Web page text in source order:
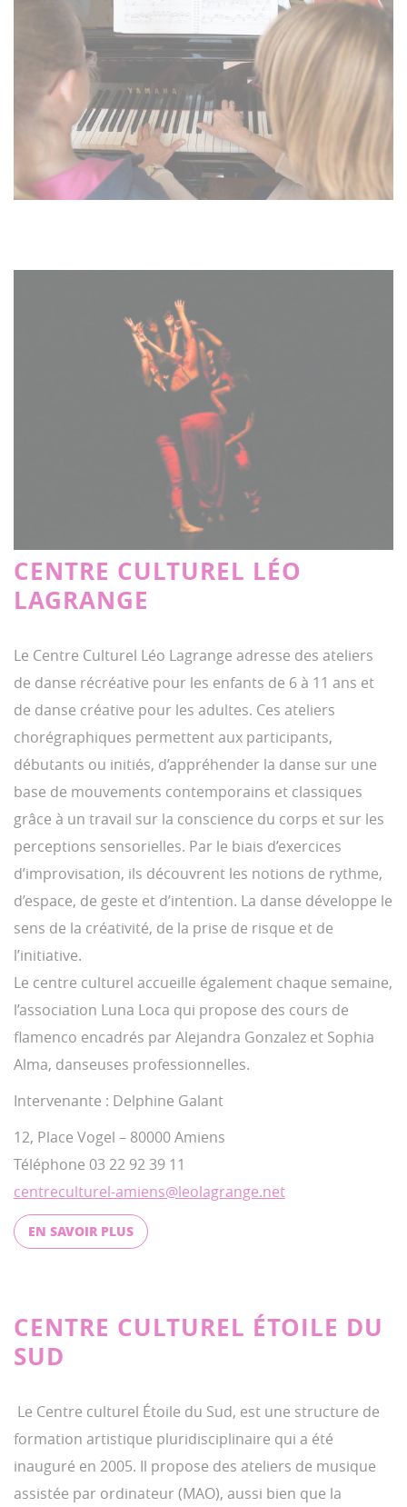
CENTRE CULTUREL LÉO
LAGRANGE
Le Centre Culturel Léo Lagrange adresse des ateliers
de danse récréative pour les enfants de 6 à 11 ans et
de danse créative pour les adultes. Ces ateliers
chorégraphiques permettent aux participants,
débutants ou initiés, d’appréhender la danse sur une
base de mouvements contemporains et classiques
grâce à un travail sur la conscience du corps et sur les
perceptions sensorielles. Par le biais d’exercices
d’improvisation, ils découvrent les notions de rythme,
d’espace, de geste et d’intention. La danse développe le
sens de la créativité, de la prise de risque et de
l’initiative.
Le centre culturel accueille également chaque semaine,
l’association Luna Loca qui propose des cours de
flamenco encadrés par Alejandra Gonzalez et Sophia
Alma, danseuses professionnelles.
Intervenante : Delphine Galant
12, Place Vogel – 80000 Amiens
Téléphone 03 22 92 39 11
centreculturel-amiens@leolagrange.net
EN SAVOIR PLUS
CENTRE CULTUREL ÉTOILE DU
SUD
Le Centre culturel Étoile du Sud, est une structure de
formation artistique pluridisciplinaire qui a été
inauguré en 2005. Il propose des ateliers de musique
assistée par ordinateur (MAO), aussi bien que la